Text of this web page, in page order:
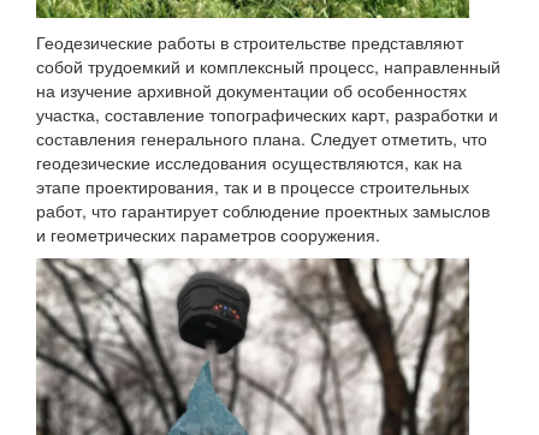
Геодезические работы в строительстве представляют
собой трудоемкий и комплексный процесс, направленный
на изучение архивной документации об особенностях
участка, составление топографических карт, разработки и
составления генерального плана. Следует отметить, что
геодезические исследования осуществляются, как на
этапе проектирования, так и в процессе строительных
работ, что гарантирует соблюдение проектных замыслов
и геометрических параметров сооружения.